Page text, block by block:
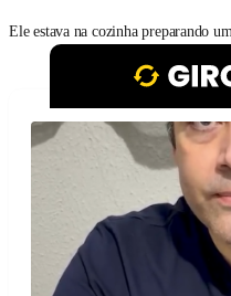
Ele estava na cozinha preparando